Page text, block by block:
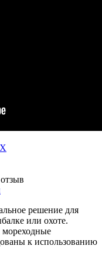
решение для
или охоте.
к использованию